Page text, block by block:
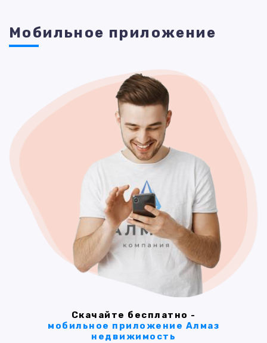
Мобильное приложение
Скачайте бесплатно -
мобильное приложение Алмаз
недвижимость